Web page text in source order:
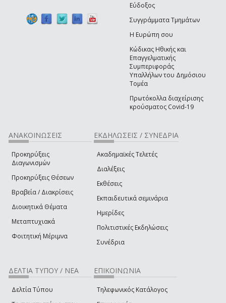
Εύδοξος
Συγγράμματα Τμημάτων
Η Ευρώπη σου
Κώδικας Ηθικής και
Επαγγελματικής
Συμπεριφοράς
Υπαλλήλων του Δημόσιου
Τομέα
Πρωτόκολλα διαχείρισης
κρούσματος Covid-19
ΑΝΑΚΟΙΝΩΣΕΙΣ
Προκηρύξεις
Διαγωνισμών
Προκηρύξεις Θέσεων
Βραβεία / Διακρίσεις
Διοικητικά Θέματα
Μεταπτυχιακά
Φοιτητική Μέριμνα
ΕΚΔΗΛΩΣΕΙΣ / ΣΥΝΕΔΡΙΑ
Ακαδημαϊκές Τελετές
Διαλέξεις
Εκθέσεις
Εκπαιδευτικά σεμινάρια
Ημερίδες
Πολιτιστικές Εκδηλώσεις
Συνέδρια
ΔΕΛΤΙΑ ΤΥΠΟΥ / ΝΕΑ
Δελτία Τύπου
ΕΠΙΚΟΙΝΩΝΙΑ
Τηλεφωνικός Κατάλογος